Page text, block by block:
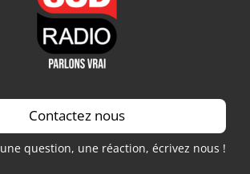
Contactez nous
question, une réaction, écrivez nous !